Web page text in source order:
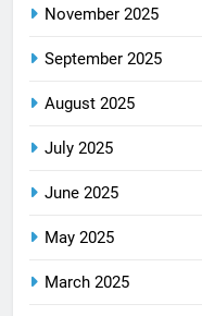
November 2025
September 2025
August 2025
July 2025
June 2025
May 2025
March 2025